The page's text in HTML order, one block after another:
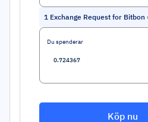
1 Exchange Request for Bitbon
Du spenderar
Köp nu